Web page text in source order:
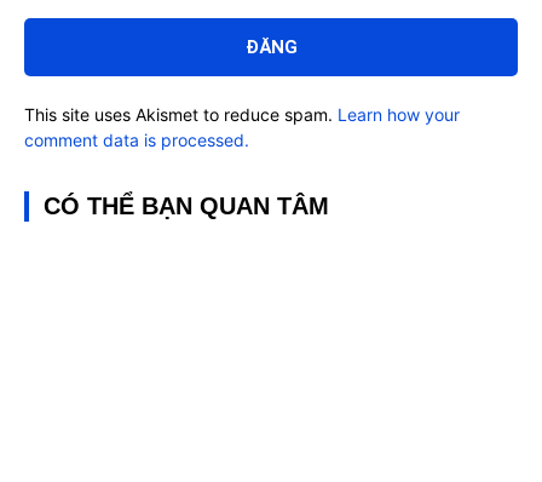
luận:
This site uses Akismet to reduce spam. Learn how your
comment data is processed.
CÓ THỂ BẠN QUAN TÂM